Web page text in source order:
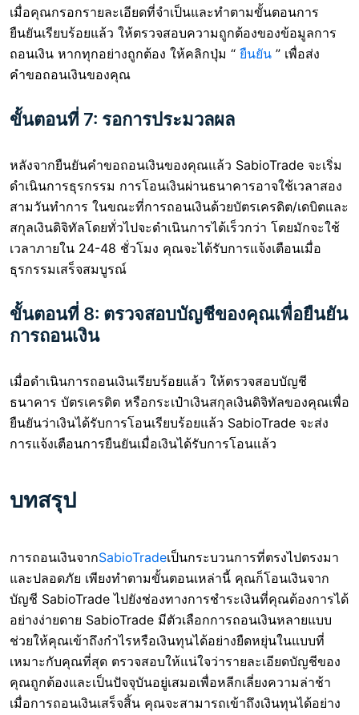
เมื่อคุณกรอกรายละเอียดที่จำเป็นและทำตามขั้นตอนการ
ยืนยันเรียบร้อยแล้ว ให้ตรวจสอบความถูกต้องของข้อมูลการ
ถอนเงิน หากทุกอย่างถูกต้อง ให้คลิกปุ่ม “ ยืนยัน ” เพื่อส่ง
คำขอถอนเงินของคุณ
ขั้นตอนที่ 7: รอการประมวลผล
หลังจากยืนยันคำขอถอนเงินของคุณแล้ว SabioTrade จะเริ่ม
ดำเนินการธุรกรรม การโอนเงินผ่านธนาคารอาจใช้เวลาสอง
สามวันทำการ ในขณะที่การถอนเงินด้วยบัตรเครดิต/เดบิตและ
สกุลเงินดิจิทัลโดยทั่วไปจะดำเนินการได้เร็วกว่า โดยมักจะใช้
เวลาภายใน 24-48 ชั่วโมง คุณจะได้รับการแจ้งเตือนเมื่อ
ธุรกรรมเสร็จสมบูรณ์
ขั้นตอนที่ 8: ตรวจสอบบัญชีของคุณเพื่อยืนยัน
การถอนเงิน
เมื่อดำเนินการถอนเงินเรียบร้อยแล้ว ให้ตรวจสอบบัญชี
ธนาคาร บัตรเครดิต หรือกระเป๋าเงินสกุลเงินดิจิทัลของคุณเพื่อ
ยืนยันว่าเงินได้รับการโอนเรียบร้อยแล้ว SabioTrade จะส่ง
การแจ้งเตือนการยืนยันเมื่อเงินได้รับการโอนแล้ว
บทสรุป
การถอนเงินจากSabioTradeเป็นกระบวนการที่ตรงไปตรงมา
และปลอดภัย เพียงทำตามขั้นตอนเหล่านี้ คุณก็โอนเงินจาก
บัญชี SabioTrade ไปยังช่องทางการชำระเงินที่คุณต้องการได้
อย่างง่ายดาย SabioTrade มีตัวเลือกการถอนเงินหลายแบบ
ช่วยให้คุณเข้าถึงกำไรหรือเงินทุนได้อย่างยืดหยุ่นในแบบที่
เหมาะกับคุณที่สุด ตรวจสอบให้แน่ใจว่ารายละเอียดบัญชีของ
คุณถูกต้องและเป็นปัจจุบันอยู่เสมอเพื่อหลีกเลี่ยงความล่าช้า
เมื่อการถอนเงินเสร็จสิ้น คุณจะสามารถเข้าถึงเงินทุนได้อย่าง